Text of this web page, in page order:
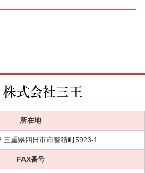
所在地
三重県四日市市智積町5923-1
FAX番号